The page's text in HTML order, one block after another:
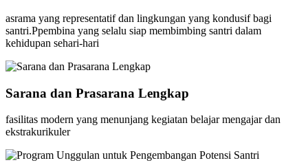
asrama yang representatif dan lingkungan yang kondusif bagi
santri.Ppembina yang selalu siap membimbing santri dalam
kehidupan sehari-hari
Sarana dan Prasarana Lengkap
fasilitas modern yang menunjang kegiatan belajar mengajar dan
ekstrakurikuler